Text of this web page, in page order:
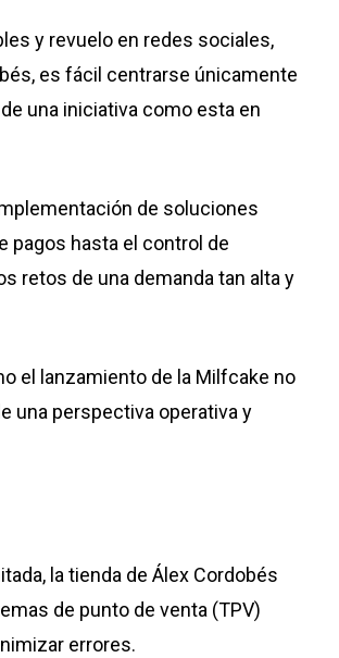
y revuelo en redes sociales,
, es fácil centrarse únicamente
una iniciativa como esta en
de soluciones
pagos hasta el control de
retos de una demanda tan alta y
el lanzamiento de la Milfcake no
una perspectiva operativa y
la tienda de Álex Cordobés
de punto de venta (TPV)
errores.